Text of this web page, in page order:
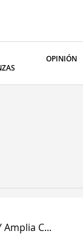
OPINIÓN
Amplia C...